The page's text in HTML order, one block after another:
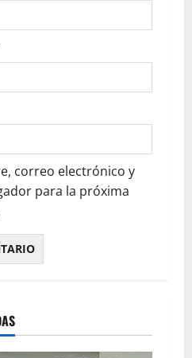
correo electrónico y
para la próxima